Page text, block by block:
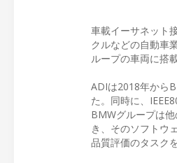
車載イーサネット
クルなどの自動車
ループの車両に搭
ADIは2018年から
た。同時に、
BMWグループは
き、そのソフトウ
品質評価のタスク